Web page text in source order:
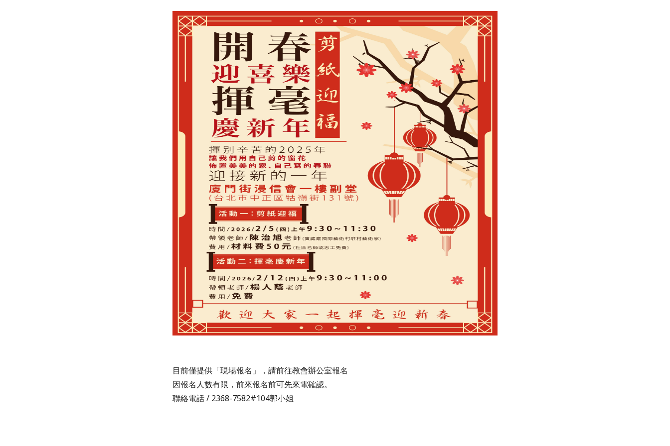
目前僅提供「現場報名」，請前往教會辦公室報名
因報名人數有限， 前來報名前可先來電確認。
聯絡電話 / 2368-7582#104郭小姐